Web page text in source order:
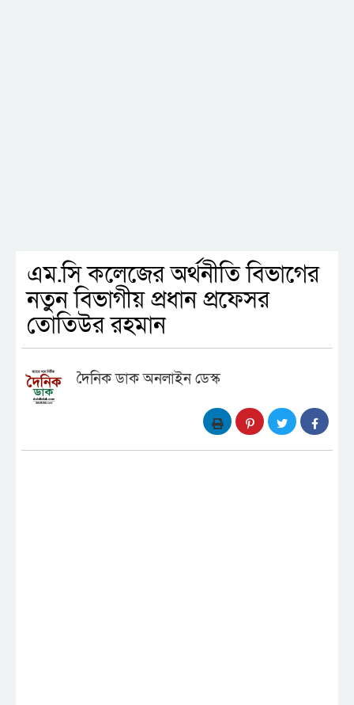
এম.সি কলেজের অর্থনীতি বিভাগের
নতুন বিভাগীয় প্রধান প্রফেসর
তোতিউর রহমান
দৈনিক ডাক অনলাইন ডেস্ক